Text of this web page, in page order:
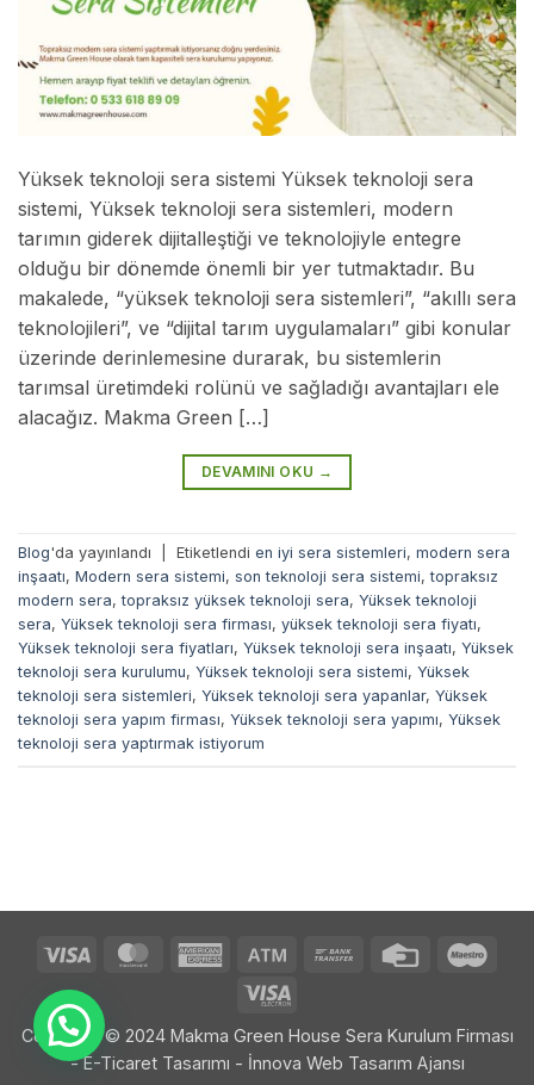
Yüksek teknoloji sera sistemi Yüksek teknoloji sera
sistemi, Yüksek teknoloji sera sistemleri, modern
tarımın giderek dijitalleştiği ve teknolojiyle entegre
olduğu bir dönemde önemli bir yer tutmaktadır. Bu
makalede, “yüksek teknoloji sera sistemleri”, “akıllı sera
teknolojileri”, ve “dijital tarım uygulamaları” gibi konular
üzerinde derinlemesine durarak, bu sistemlerin
tarımsal üretimdeki rolünü ve sağladığı avantajları ele
alacağız. Makma Green […]
DEVAMINI OKU →
Blog'da yayınlandı Etiketlendi en iyi sera sistemleri, modern sera
inşaatı, Modern sera sistemi, son teknoloji sera sistemi,topraksız
modern sera,topraksız yüksek teknoloji sera, Yüksek teknoloji
sera, Yüksek teknoloji sera firması, yüksek teknoloji sera fiyatı,
Yüksek teknoloji sera fiyatları, Yüksek teknoloji sera inşaatı, Yüksek
teknoloji sera kurulumu, Yüksek teknoloji sera sistemi, Yüksek
teknoloji sera sistemleri, Yüksek teknoloji sera yapanlar, Yüksek
teknoloji sera yapım firması, Yüksek teknoloji sera yapımı, Yüksek
teknoloji sera yaptırmak istiyorum
Visa MasterCardAmerican Atm
Bank
Credit
Visa
Copyright © 2024 Makma Green House Sera Kurulum Firması
- E-Ticaret Tasarımı - İnnova Web Tasarım Ajansı